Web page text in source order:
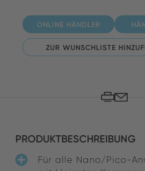
ONLINE HÄNDLER
ZUR WUNSCHLISTE
PRODUKTBESCHREIBUNG
Für alle Nano/Pico-